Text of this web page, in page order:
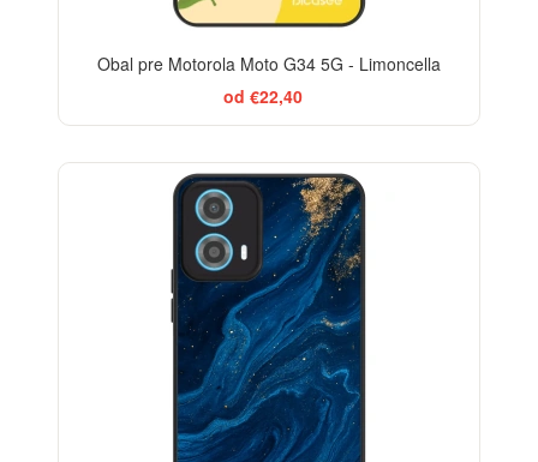
Obal pre Motorola Moto G34 5G - Limoncella
od €22,40